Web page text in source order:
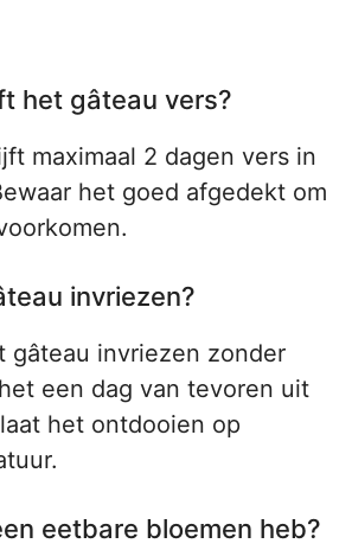
het gâteau vers?
maximaal 2 dagen vers in
het goed afgedekt om
invriezen?
gâteau invriezen zonder
een dag van tevoren uit
het ontdooien op
eetbare bloemen heb?